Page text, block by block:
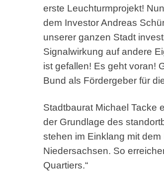
erste Leuchturmprojekt!
dem Investor Andreas
unserer ganzen Stadt
Signalwirkung auf andere
ist gefallen! Es geht voran!
Bund als Fördergeber für
Stadtbaurat Michael Tacke
der Grundlage des
stehen im Einklang mit
Niedersachsen. So
Quartiers.“